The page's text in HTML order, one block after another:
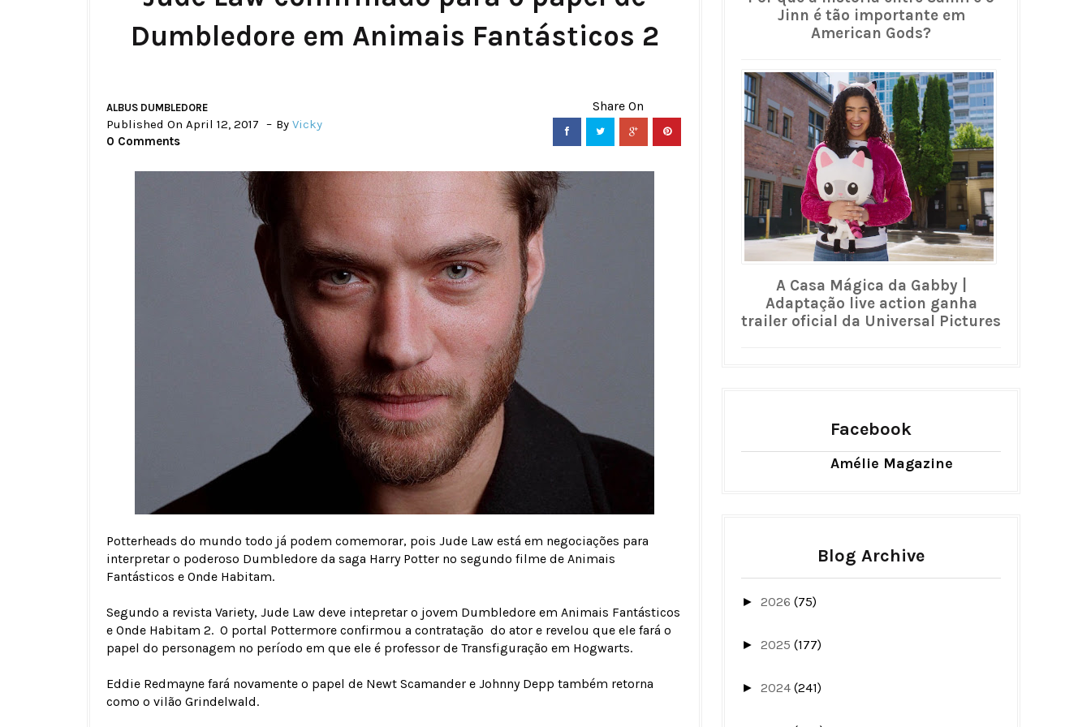
Dumbledore em Animais Fantásticos 2
ALBUS DUMBLEDORE
Published On April 12, 2017 By Vicky
0 Comments
Potterheads do mundo todo já podem comemorar, pois Jude Law está em negociações para
interpretar o poderoso Dumbledore da saga Harry Potter no segundo filme de Animais
Fantásticos e Onde Habitam.
Segundo a revista Variety, Jude Law deve intepretar o jovem Dumbledore em Animais Fantásticos
e Onde Habitam 2. O portal Pottermore confirmou a contratação do ator e revelou que ele fará o
papel do personagem no período em que ele é professor de Transfiguração em Hogwarts.
Eddie Redmayne fará novamente o papel de Newt Scamander e Johnny Depp também retorna
como o vilão Grindelwald.
Jinn é tão importante em
American Gods?
A Casa Mágica da Gabby |
Adaptação live action ganha
trailer oficial da Universal Pictures
Facebook
Amélie Magazine
Blog Archive
► 2026 (75)
► 2025 (177)
► 2024 (241)